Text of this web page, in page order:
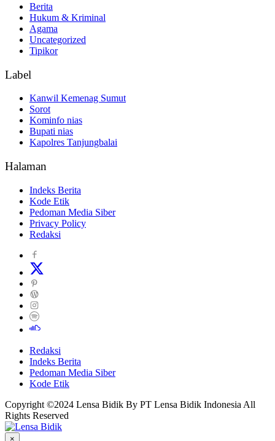
Berita
Hukum & Kriminal
Agama
Uncategorized
Tipikor
Label
Kanwil Kemenag Sumut
Sorot
Kominfo nias
Bupati nias
Kapolres Tanjungbalai
Halaman
Indeks Berita
Kode Etik
Pedoman Media Siber
Privacy Policy
Redaksi
Redaksi
Indeks Berita
Pedoman Media Siber
Kode Etik
Copyright ©2024 Lensa Bidik By PT Lensa Bidik Indonesia All
Rights Reserved
×